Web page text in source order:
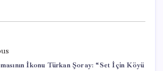
İkonu Türkan Şoray: “Set İçin Köyü